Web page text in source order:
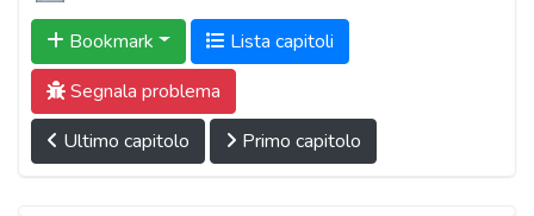
Bookmark
Lista capitoli
Segnala problema
Ultimo capitolo
Primo capitolo